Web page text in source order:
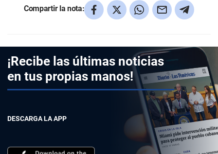
Compartir la nota:
¡Recibe las últimas noticias
en tus propias manos!
DESCARGA LA APP